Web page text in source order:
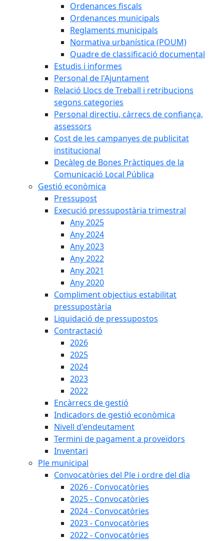
Ordenances fiscals
Ordenances municipals
Reglaments municipals
Normativa urbanística (POUM)
Quadre de classificació documental
Estudis i informes
Personal de l'Ajuntament
Relació Llocs de Treball i retribucions
segons categories
Personal directiu, càrrecs de confiança,
assessors
Cost de les campanyes de publicitat
institucional
Decàleg de Bones Pràctiques de la
Comunicació Local Pública
Gestió econòmica
Pressupost
Execució pressupostària trimestral
Any 2025
Any 2024
Any 2023
Any 2022
Any 2021
Any 2020
Compliment objectius estabilitat
pressupostària
Liquidació de pressupostos
Contractació
2026
2025
2024
2023
2022
Encàrrecs de gestió
Indicadors de gestió econòmica
Nivell d'endeutament
Termini de pagament a proveïdors
Inventari
Ple municipal
Convocatòries del Ple i ordre del dia
2026 - Convocatòries
2025 - Convocatòries
2024 - Convocatòries
2023 - Convocatòries
2022 - Convocatòries